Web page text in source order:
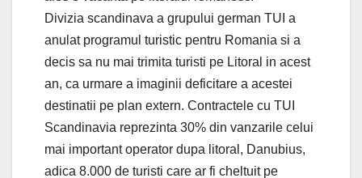
Divizia scandinava a grupului german TUI a
anulat programul turistic pentru Romania si a
decis sa nu mai trimita turisti pe Litoral in acest
an, ca urmare a imaginii deficitare a acestei
destinatii pe plan extern. Contractele cu TUI
Scandinavia reprezinta 30% din vanzarile celui
mai important operator dupa litoral, Danubius,
adica 8.000 de turisti care ar fi cheltuit pe